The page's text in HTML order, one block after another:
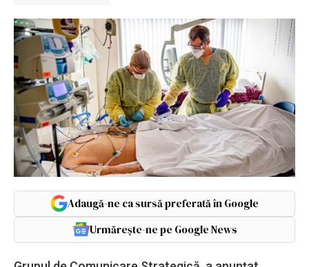
Adaugă-ne ca sursă preferată în Google
Urmărește-ne pe Google News